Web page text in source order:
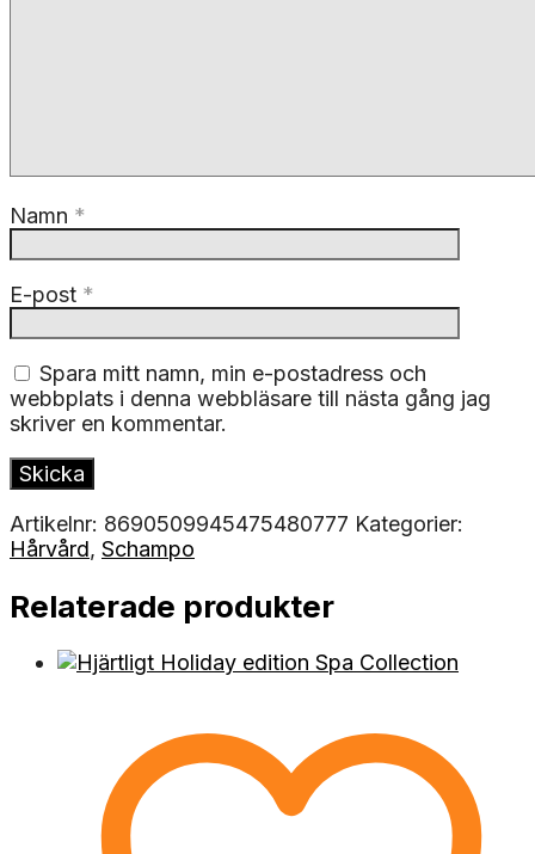
Namn *
E-post *
Spara mitt namn, min e-postadress och
webbplats i denna webbläsare till nästa gång jag
skriver en kommentar.
Artikelnr: 8690509945475480777 Kategorier:
Hårvård, Schampo
Relaterade produkter